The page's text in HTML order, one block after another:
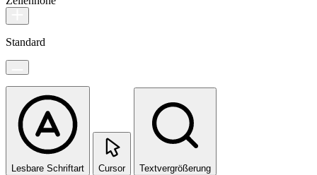
Standard
Lesbare Schriftart Cursor Textvergrößerung